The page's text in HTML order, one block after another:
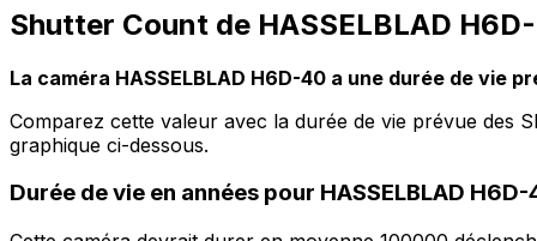
Shutter Count de HASSELBLAD
La caméra HASSELBLAD H6D-40 a une durée de vie
Comparez cette valeur avec la durée de vie prévue des
graphique ci-dessous.
Durée de vie en années pour HASSELBLAD